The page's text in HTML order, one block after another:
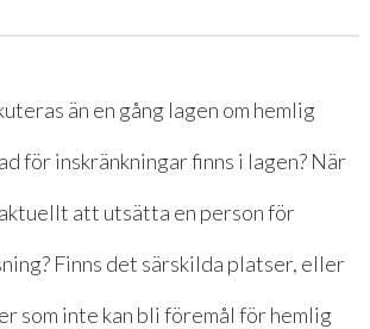
än en gång lagen om hemlig
för inskränkningar finns i lagen? När
att utsätta en person för
Finns det särskilda platser, eller
som inte kan bli föremål för hemlig